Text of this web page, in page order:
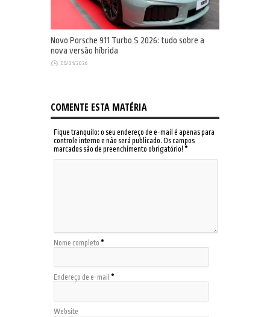
Novo Porsche 911 Turbo S 2026: tudo sobre a
nova versão híbrida
05/04/2026
COMENTE ESTA MATÉRIA
Fique tranquilo: o seu endereço de e-mail é apenas para
controle interno e não será publicado. Os campos
marcados são de preenchimento obrigatório! *
Nome completo *
Endereço de e-mail *
Website